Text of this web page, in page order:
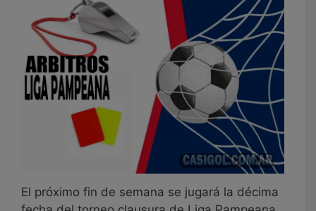
El próximo fin de semana se jugará la décima